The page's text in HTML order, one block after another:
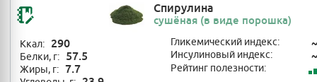
Спирулина
сушёная (в виде порошка)
Ккал: 290
Белки, г: 57.5
Жиры, г: 7.7
Гликемический индекс: ~
Инсулиновый индекс: ~
Рейтинг полезности: